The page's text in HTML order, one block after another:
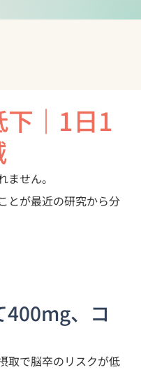
｜1日1
せん。
とが最近の研究から分
400mg、コ
取で脳卒のリスクが低